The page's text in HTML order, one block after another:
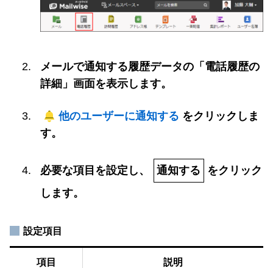
メールで通知する履歴データの「電話履歴の
詳細」画面を表示します。
他のユーザーに通知する をクリックしま
す。
必要な項目を設定し、 通知する
をクリック
します。
設定項目
項目 説明